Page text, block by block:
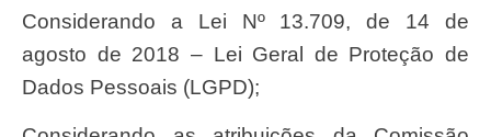
Considerando a Lei Nº 13.709, de 14 de
agosto de 2018 – Lei Geral de Proteção de
Dados Pessoais (LGPD);